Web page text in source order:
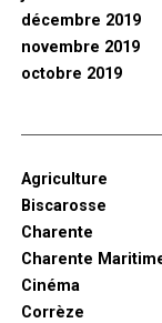
décembre 2019
novembre 2019
octobre 2019
Agriculture
Biscarosse
Charente
Charente
Cinéma
Corrèze